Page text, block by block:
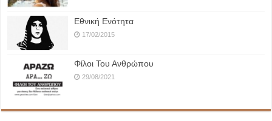
Εθνική Ενότητα
17/02/2015
Φίλοι Του Ανθρώπου
29/08/2021